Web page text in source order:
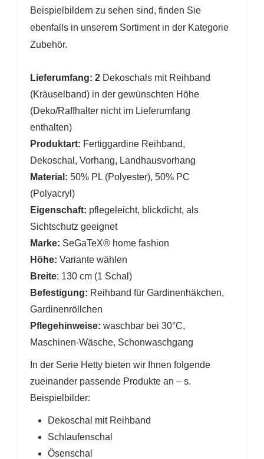
Beispielbildern zu sehen sind, finden Sie
ebenfalls in unserem Sortiment in der Kategorie
Zubehör.
Lieferumfang: 2 Dekoschals mit Reihband
(Kräuselband) in der gewünschten Höhe
(Deko/Raffhalter nicht im Lieferumfang
enthalten)
Produktart: Fertiggardine Reihband,
Dekoschal, Vorhang, Landhausvorhang
Material: 50% PL (Polyester), 50% PC
(Polyacryl)
Eigenschaft: pflegeleicht, blickdicht, als
Sichtschutz geeignet
Marke: SeGaTeX® home fashion
Höhe: Variante wählen
Breite: 130 cm (1 Schal)
Befestigung: Reihband für Gardinenhäkchen,
Gardinenröllchen
Pflegehinweise: waschbar bei 30°C,
Maschinen-Wäsche, Schonwaschgang
In der Serie Hetty bieten wir Ihnen folgende
zueinander passende Produkte an – s.
Beispielbilder:
Dekoschal mit Reihband
Schlaufenschal
Ösenschal
add_circle_outline Neue Liste anlegen
WUNSCHLISTE ERSTELLEN
ANMELDEN
Wunschliste hinzufügen zu können.